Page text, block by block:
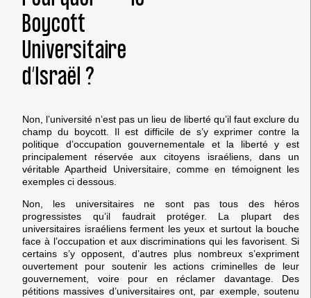
Boycott
Universitaire
d’Israël ?
Non, l’université n’est pas un lieu de liberté qu’il faut exclure du
champ du boycott. Il est difficile de s’y exprimer contre la
politique d’occupation gouvernementale et la liberté y est
principalement réservée aux citoyens israéliens, dans un
véritable Apartheid Universitaire, comme en témoignent les
exemples ci dessous.
Non, les universitaires ne sont pas tous des héros
progressistes qu’il faudrait protéger. La plupart des
universitaires israéliens ferment les yeux et surtout la bouche
face à l’occupation et aux discriminations qui les favorisent. Si
certains s’y opposent, d’autres plus nombreux s’expriment
ouvertement pour soutenir les actions criminelles de leur
gouvernement, voire pour en réclamer davantage. Des
pétitions massives d’universitaires ont, par exemple, soutenu